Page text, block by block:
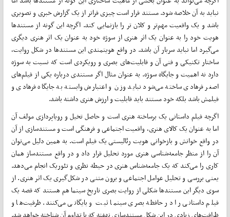
نباید به آن خلاصه شود. مستند قرار است چیزی فراتر از یک گزارش خبری و تصویری
باشد و یک واقعیت مهم‌تر و کلان تر را بازنمایی کند. اگرچه این گونه از مستندها
هویت خود را به عنوان یک اثر هنری از سوژه خود به عنوان یک اثر هنری دیگری
می‌گیرد اما نباید سربار آن باشد. در واقع هویتمندی این مستندها در شکل روایت،
ساختار تکنیکی و فنی آن و قابلیت‌های بصری و رویکردی است که نسبت به سوژه
دارد نه اهمیت و جایگاه سوژه. به عنوان مثال اگر مستندی درباره یکی از فیلم‌های
اصغر فرهادی ساخته می‌شود نباید وزن و اعتبارش وابسته به جایگاه فرهادی و
فیلمش باشد بلکه خود مستند باید قابلیت و ارزش هنری داشته باشد.
اگرچه فیلم داستانی یک برساخته هنری است و حاصل تخیل و رویاپردازی مولف آن
اما به عنوان یک کالای هنری، واقعیت اجتماعی و فرهنگی است و مستندسازی از آن
در واقع خوانش و بازخوانی هویت رئالیستی یک فیلم است. به همین دلیل می‌توان
آن را از منظر جامعه‌شناسی هنری مورد تحلیل قرار داد و در واقع مستندساز همان
کاری را می‌کند که یک جامعه‌شناس هنری در حیطه نظری و تئوریک انجام می‌دهد.
یعنی بررسی و تحلیل عوامل اجتماعی و برون متنی در شکل‌گیری یک اثر هنری. از
سوی دیگر این مستندها شکلی از روایت بصری تاریخ سینما هم هستند که قصه یک
فیلم داستانی را در حافظه بصری سینما ثبت و بایگانی می‌کنند. ظرفیت‌ها و